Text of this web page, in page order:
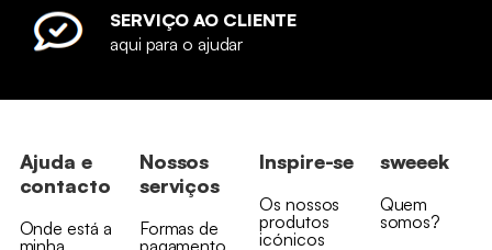
SERVIÇO AO CLIENTE
aqui para o ajudar
Ajuda e
contacto
Onde está a
Nossos
serviços
Formas de
Inspire-se
Os nossos
produtos
icónicos
sweeek
Quem
somos?